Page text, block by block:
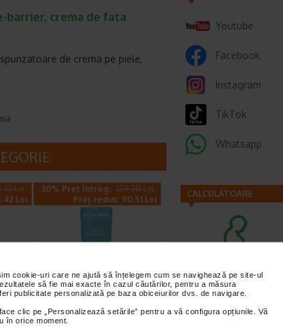
cookie-uri care ne ajută să înțelegem cum se navighează pe site-ul
să fie mai exacte în cazul căutărilor, pentru a măsura
publicitate personalizată pe baza obiceiurilor dvs. de navigare.
clic pe „Personalizează setările” pentru a vă configura opțiunile. Vă
în orice moment.
barrier, crema de fata
de crema pe piele,
Lei
Lei
-30% Preț întreg: 129,30 Lei
Preț redus: 90.51 Lei
Sebium Gel Spumant
pentru curatarea
tenului gras X 500…
Youtube
Facebook
Instagram
TikTok
Whatsapp
CALCULATOARE
Calculator
sarcina